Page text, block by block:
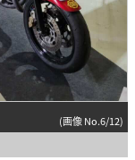
(画像 No.6/12)